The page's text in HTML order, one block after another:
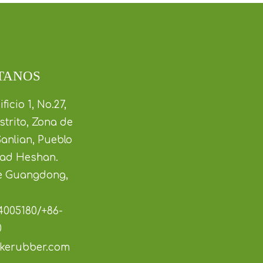
1, No.27,
Zona de
Pueblo
Heshan.
Guangdong,
+86-